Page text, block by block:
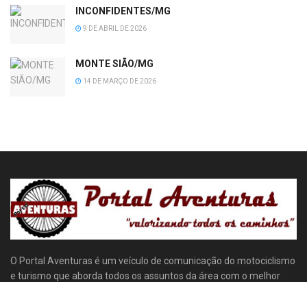
INCONFIDENTES/MG
9 DE ABRIL DE 2026
MONTE SIÃO/MG
14 DE MARÇO DE 2026
O Portal Aventuras é um veículo de comunicação do motociclismo
e turismo que aborda todos os assuntos da área com o melhor